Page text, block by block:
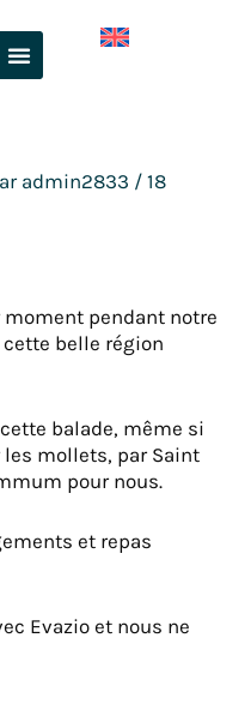
admin2833 /18
moment pendant notre
belle région
balade, même si
mollets, par Saint
pour nous.
et repas
Evazio et nous ne